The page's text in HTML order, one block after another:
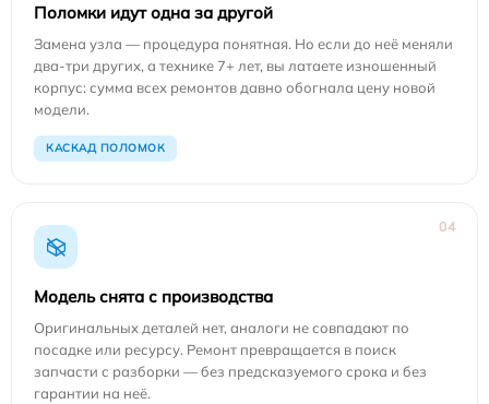
Поломки идут одна за другой
Замена узла — процедура понятная. Но если до неё меняли
два-три других, а технике 7+ лет, вы латаете изношенный
корпус: сумма всех ремонтов давно обогнала цену новой
модели.
КАСКАД ПОЛОМОК
04
Модель снята с производства
Оригинальных деталей нет, аналоги не совпадают по
посадке или ресурсу. Ремонт превращается в поиск
запчасти с разборки — без предсказуемого срока и без
гарантии на неё.